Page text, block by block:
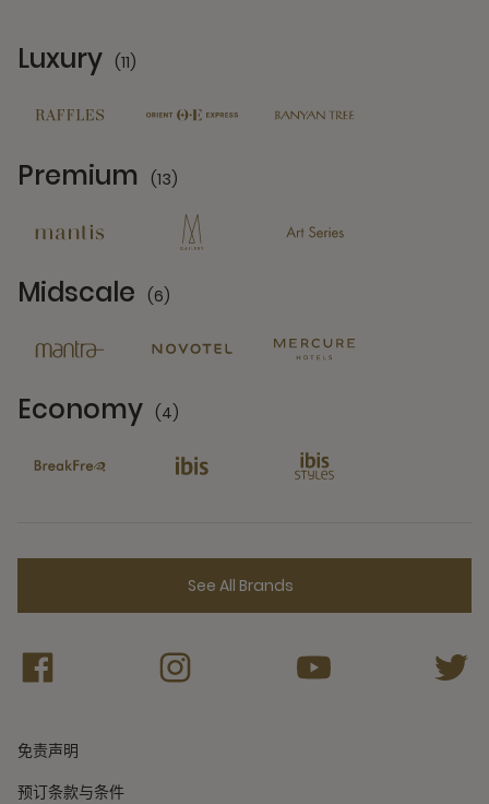
Luxury (11)
Premium (13)
Midscale (6)
Economy (4)
See All Brands
免责声明
预订条款与条件